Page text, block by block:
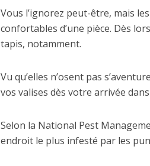
Vous l’ignorez peut-être, mais
confortables d’une pièce. Dès
tapis, notamment.
Vu qu’elles n’osent pas
vos valises dès votre arrivée
Selon la National Pest
endroit le plus infesté par les